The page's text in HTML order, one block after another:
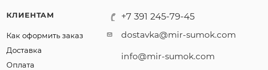
КЛИЕНТАМ
Как оформить заказ
Доставка
Оплата
+7 391 245-79-45
dostavka@mir-sumok.com
info@mir-sumok.com